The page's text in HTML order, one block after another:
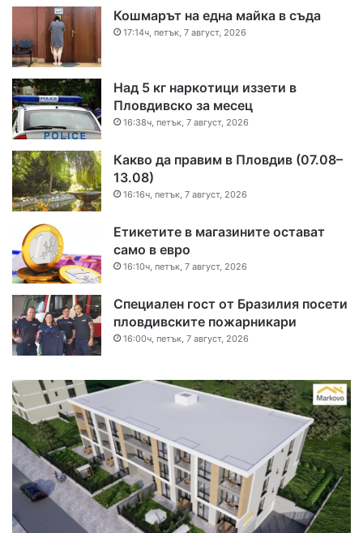
Кошмарът на една майка в съда
17:14ч, петък, 7 август, 2026
Над 5 кг наркотици иззети в
Пловдивско за месец
16:38ч, петък, 7 август, 2026
Какво да правим в Пловдив (07.08–
13.08)
16:16ч, петък, 7 август, 2026
Етикетите в магазините остават
само в евро
16:10ч, петък, 7 август, 2026
Специален гост от Бразилия посети
пловдивските пожарникари
16:00ч, петък, 7 август, 2026